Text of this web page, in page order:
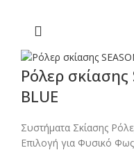
Ρόλερ σκίασης
BLUE
Συστήματα Σκίασης
Επιλογή για Φυσικό Φως